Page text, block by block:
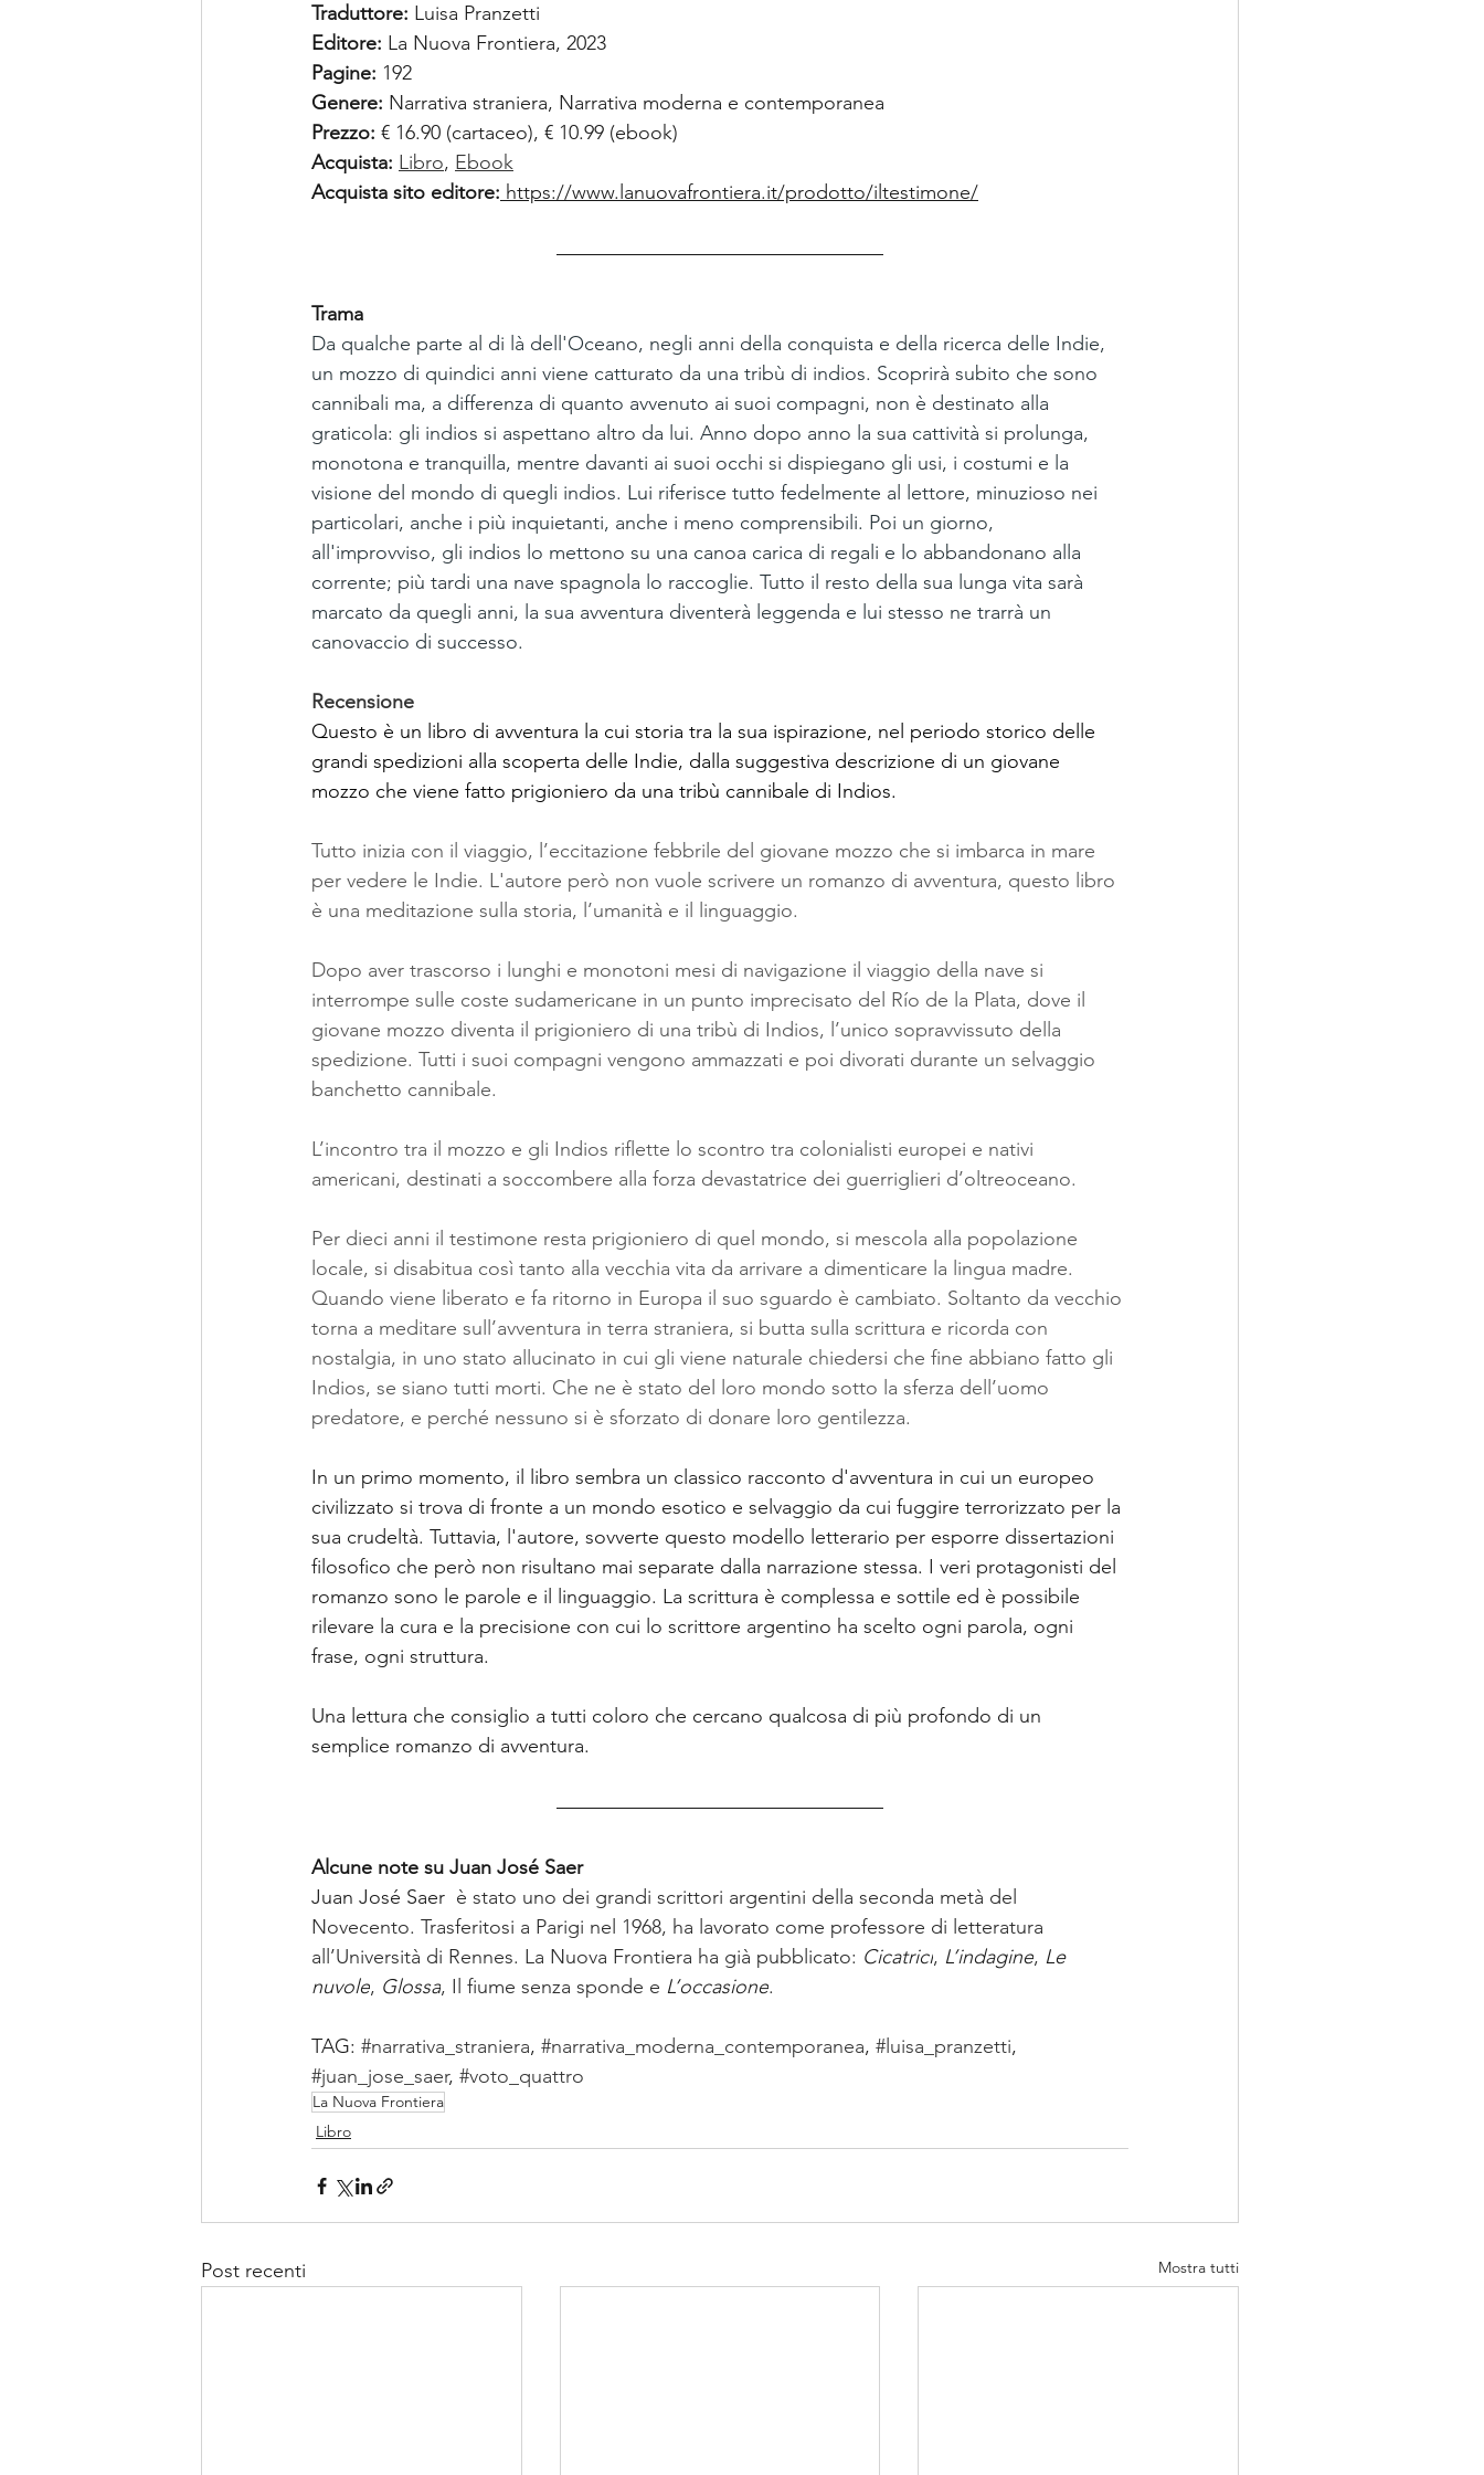
Traduttore: Luisa Pranzetti
Editore: La Nuova Frontiera, 2023
Pagine: 192
Genere: Narrativa straniera, Narrativa moderna e contemporanea
Prezzo: € 16.90 (cartaceo), € 10.99 (ebook)
Acquista: Libro, Ebook
Acquista sito editore: https://www.lanuovafrontiera.it/prodotto/iltestimone/
Trama
Da qualche parte al di là dell'Oceano, negli anni della conquista e della ricerca delle Indie,
un mozzo di quindici anni viene catturato da una tribù di indios. Scoprirà subito che sono
cannibali ma, a differenza di quanto avvenuto ai suoi compagni, non è destinato alla
graticola: gli indios si aspettano altro da lui. Anno dopo anno la sua cattività si prolunga,
monotona e tranquilla, mentre davanti ai suoi occhi si dispiegano gli usi, i costumi e la
visione del mondo di quegli indios. Lui riferisce tutto fedelmente al lettore, minuzioso nei
particolari, anche i più inquietanti, anche i meno comprensibili. Poi un giorno,
all'improvviso, gli indios lo mettono su una canoa carica di regali e lo abbandonano alla
corrente; più tardi una nave spagnola lo raccoglie. Tutto il resto della sua lunga vita sarà
marcato da quegli anni, la sua avventura diventerà leggenda e lui stesso ne trarrà un
canovaccio di successo.
Recensione
Questo è un libro di avventura la cui storia tra la sua ispirazione, nel periodo storico delle
grandi spedizioni alla scoperta delle Indie, dalla suggestiva descrizione di un giovane
mozzo che viene fatto prigioniero da una tribù cannibale di Indios.
Tutto inizia con il viaggio, l’eccitazione febbrile del giovane mozzo che si imbarca in mare
per vedere le Indie. L'autore però non vuole scrivere un romanzo di avventura, questo libro
è una meditazione sulla storia, l’umanità e il linguaggio.
Dopo aver trascorso i lunghi e monotoni mesi di navigazione il viaggio della nave si
interrompe sulle coste sudamericane in un punto imprecisato del Río de la Plata, dove il
giovane mozzo diventa il prigioniero di una tribù di Indios, l’unico sopravvissuto della
spedizione. Tutti i suoi compagni vengono ammazzati e poi divorati durante un selvaggio
banchetto cannibale.
L’incontro tra il mozzo e gli Indios riflette lo scontro tra colonialisti europei e nativi
americani, destinati a soccombere alla forza devastatrice dei guerriglieri d’oltreoceano.
Per dieci anni il testimone resta prigioniero di quel mondo, si mescola alla popolazione
locale, si disabitua così tanto alla vecchia vita da arrivare a dimenticare la lingua madre.
Quando viene liberato e fa ritorno in Europa il suo sguardo è cambiato. Soltanto da vecchio
torna a meditare sull’avventura in terra straniera, si butta sulla scrittura e ricorda con
nostalgia, in uno stato allucinato in cui gli viene naturale chiedersi che fine abbiano fatto gli
Indios, se siano tutti morti. Che ne è stato del loro mondo sotto la sferza dell’uomo
predatore, e perché nessuno si è sforzato di donare loro gentilezza.
In un primo momento, il libro sembra un classico racconto d'avventura in cui un europeo
civilizzato si trova di fronte a un mondo esotico e selvaggio da cui fuggire terrorizzato per la
sua crudeltà. Tuttavia, l'autore, sovverte questo modello letterario per esporre dissertazioni
filosofico che però non risultano mai separate dalla narrazione stessa. I veri protagonisti del
romanzo sono le parole e il linguaggio. La scrittura è complessa e sottile ed è possibile
rilevare la cura e la precisione con cui lo scrittore argentino ha scelto ogni parola, ogni
frase, ogni struttura.
Una lettura che consiglio a tutti coloro che cercano qualcosa di più profondo di un
semplice romanzo di avventura.
Alcune note su Juan José Saer
Juan José Saer
  è stato uno dei grandi scrittori argentini della seconda metà del
Novecento. Trasferitosi a Parigi nel 1968, ha lavorato come professore di letteratura
all’Università di Rennes. La Nuova Frontiera ha già pubblicato: Cicatrici, L’indagine, Le
nuvole, Glossa, Il fiume senza sponde e L’occasione.
TAG: #narrativa_straniera, #narrativa_moderna_contemporanea, #luisa_pranzetti,
#juan_jose_saer, #voto_quattro
La Nuova Frontiera
Libro
Post recenti Mostra tutti